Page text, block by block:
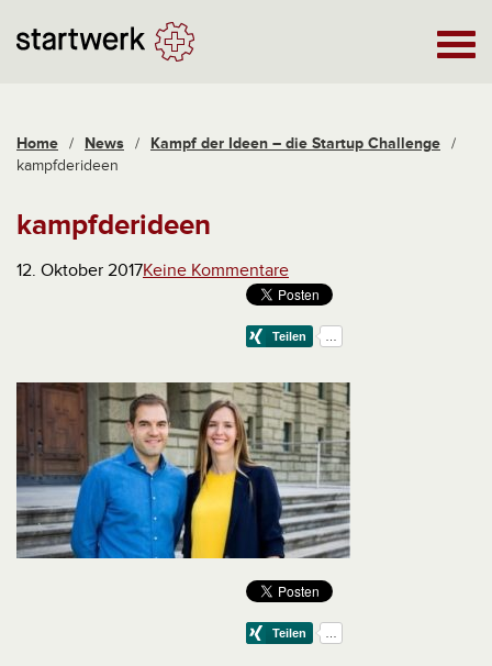
Home / News / Kampf der Ideen – die Startup Challenge /
kampfderideen
kampfderideen
12. Oktober 2017Keine Kommentare